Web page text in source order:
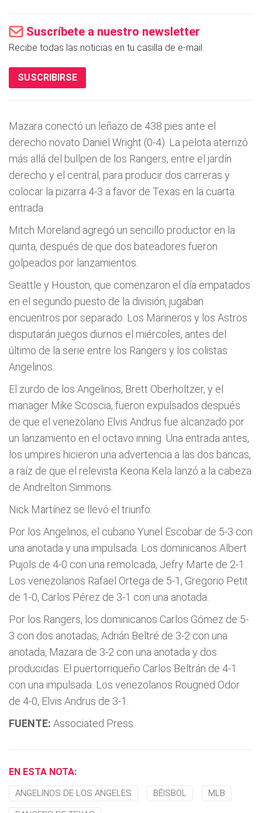
Suscríbete a nuestro newsletter
Recibe todas las noticias en tu casilla de e-mail.
SUSCRIBIRSE
Mazara conectó un leñazo de 438 pies ante el
derecho novato Daniel Wright (0-4). La pelota aterrizó
más allá del bullpen de los Rangers, entre el jardín
derecho y el central, para producir dos carreras y
colocar la pizarra 4-3 a favor de Texas en la cuarta
entrada.
Mitch Moreland agregó un sencillo productor en la
quinta, después de que dos bateadores fueron
golpeados por lanzamientos.
Seattle y Houston, que comenzaron el día empatados
en el segundo puesto de la división, jugaban
encuentros por separado. Los Marineros y los Astros
disputarán juegos diurnos el miércoles, antes del
último de la serie entre los Rangers y los colistas
Angelinos.
El zurdo de los Angelinos, Brett Oberholtzer, y el
manager Mike Scoscia, fueron expulsados después
de que el venezolano Elvis Andrus fue alcanzado por
un lanzamiento en el octavo inning. Una entrada antes,
los umpires hicieron una advertencia a las dos bancas,
a raíz de que el relevista Keona Kela lanzó a la cabeza
de Andrelton Simmons.
Nick Martínez se llevó el triunfo.
Por los Angelinos, el cubano Yunel Escobar de 5-3 con
una anotada y una impulsada. Los dominicanos Albert
Pujols de 4-0 con una remolcada, Jefry Marte de 2-1.
Los venezolanos Rafael Ortega de 5-1, Gregorio Petit
de 1-0, Carlos Pérez de 3-1 con una anotada.
Por los Rangers, los dominicanos Carlos Gómez de 5-
3 con dos anotadas, Adrián Beltré de 3-2 con una
anotada, Mazara de 3-2 con una anotada y dos
producidas. El puertorriqueño Carlos Beltrán de 4-1
con una impulsada. Los venezolanos Rougned Odor
de 4-0, Elvis Andrus de 3-1.
FUENTE: Associated Press
EN ESTA NOTA:
ANGELINOS DE LOS ANGELES BÉISBOL MLB